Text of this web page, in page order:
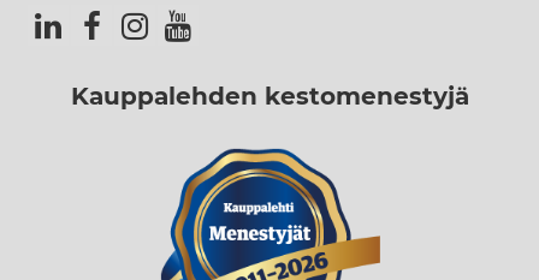
Kauppalehden kestomenestyjä